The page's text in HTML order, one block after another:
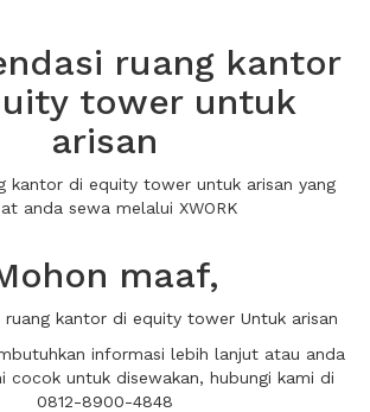
ruang kantor
tower untuk
arisan
kantor di equity tower untuk arisan yang
anda sewa melalui XWORK
maaf,
kantor di equity tower Untuk arisan
informasi lebih lanjut atau anda
cocok untuk disewakan, hubungi kami di
0812-8900-4848